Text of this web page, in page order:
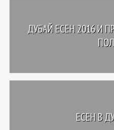
КОНТАКТИДУБАЙ ЕСЕН 2016 И
ЕСЕН В